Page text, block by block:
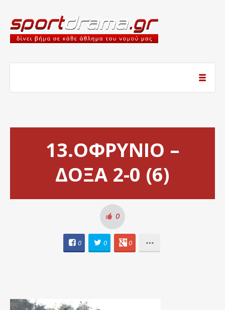
13.ΟΦΡΥΝΙΟ –
ΔΟΞΑ 2-0 (6)
0
0 0 0